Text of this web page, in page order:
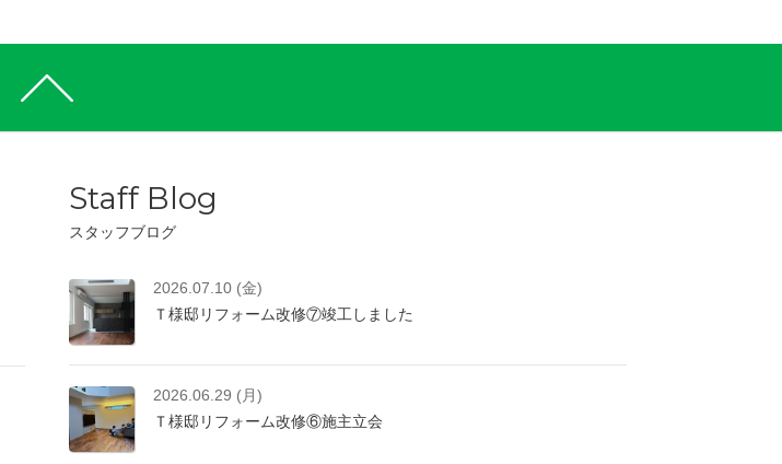
Staff Blog
スタッフブログ
2026.07.10 (金)
Ｔ様邸リフォーム改修⑦竣工しました
2026.06.29 (月)
Ｔ様邸リフォーム改修⑥施主立会